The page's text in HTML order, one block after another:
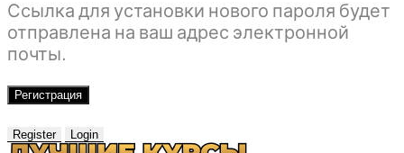
Ссылка для установки нового пароля будет
отправлена ​​на ваш адрес электронной
почты.
Регистрация
Register Login